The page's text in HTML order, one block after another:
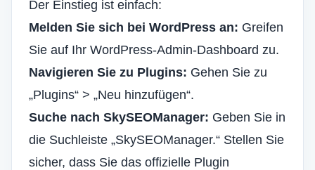
Der Einstieg ist einfach:
Melden Sie sich bei WordPress an: Greifen
Sie auf Ihr WordPress-Admin-Dashboard zu.
Navigieren Sie zu Plugins: Gehen Sie zu
„Plugins“ > „Neu hinzufügen“.
Suche nach SkySEOManager: Geben Sie in
die Suchleiste „SkySEOManager.“ Stellen Sie
sicher, dass Sie das offizielle Plugin